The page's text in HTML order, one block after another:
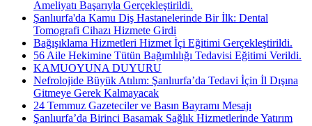
Ameliyatı Başarıyla Gerçekleştirildi.
Şanlıurfa'da Kamu Diş Hastanelerinde Bir İlk: Dental
Tomografi Cihazı Hizmete Girdi
Bağışıklama Hizmetleri Hizmet İçi Eğitimi Gerçekleştirildi.
56 Aile Hekimine Tütün Bağımlılığı Tedavisi Eğitimi Verildi.
KAMUOYUNA DUYURU
Nefrolojide Büyük Atılım: Şanlıurfa’da Tedavi İçin İl Dışına
Gitmeye Gerek Kalmayacak
24 Temmuz Gazeteciler ve Basın Bayramı Mesajı
Şanlıurfa’da Birinci Basamak Sağlık Hizmetlerinde Yatırım